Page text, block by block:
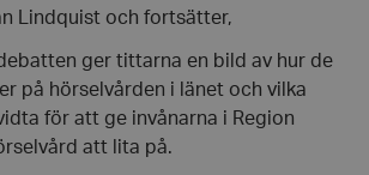
Lindquist och fortsätter,
ger tittarna en bild av hur de
på hörselvården i länet och vilka
för att ge invånarna i Region
att lita på.